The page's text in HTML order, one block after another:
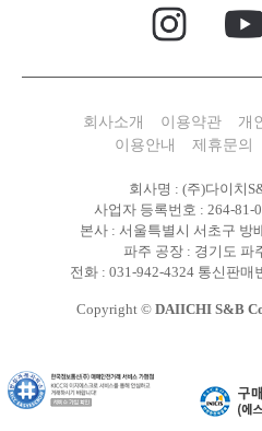
회사소개 이용약관
개
이용안내
제휴문의
회사명 : (주)다이치
사업자 등록번호 : 264-81-
본사 : 서울특별시 서초구 방
파주 공장 : 경기도 파
전화 : 031-942-4324 통신판매
Copyright © DAIICHI S&B